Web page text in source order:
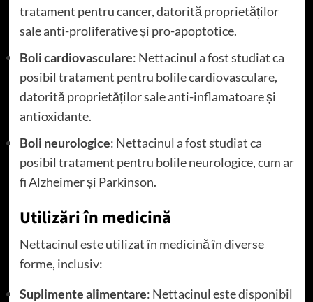
tratament pentru cancer, datorită proprietăților
sale anti-proliferative și pro-apoptotice.
Boli cardiovasculare: Nettacinul a fost studiat ca
posibil tratament pentru bolile cardiovasculare,
datorită proprietăților sale anti-inflamatoare și
antioxidante.
Boli neurologice: Nettacinul a fost studiat ca
posibil tratament pentru bolile neurologice, cum ar
fi Alzheimer și Parkinson.
Utilizări în medicină
Nettacinul este utilizat în medicină în diverse
forme, inclusiv:
Suplimente alimentare: Nettacinul este disponibil